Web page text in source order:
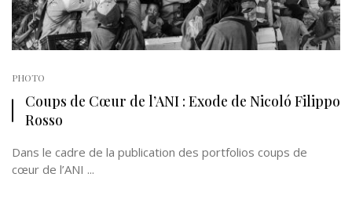
PHOTO
Coups de Cœur de l’ANI : Exode de Nicoló Filippo
Rosso
Dans le cadre de la publication des portfolios coups de
cœur de l’ANI ...